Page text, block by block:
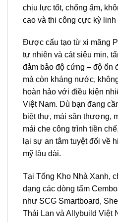
chịu lực tốt, chống ẩm,
cao và thi công cực kỳ linh
Được cấu tạo từ xi măng
tự nhiên và cát siêu mịn,
đảm bảo độ cứng – độ ổn
mà còn kháng nước,
hoàn hảo với điều kiện
Việt Nam. Dù bạn đang
biệt thự, mái sân thượng,
mái che công trình tiền
lại sự an tâm tuyệt đối về
mỹ lâu dài.
Tại Tổng Kho Nhà Xanh,
dạng các dòng tấm
như SCG Smartboard,
Thái Lan và Allybuild Việt